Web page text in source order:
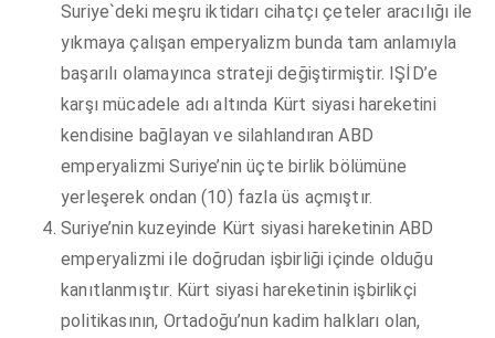
Suriye`deki meşru iktidarı cihatçı çeteler aracılığı ile
yıkmaya çalışan emperyalizm bunda tam anlamıyla
başarılı olamayınca strateji değiştirmiştir. IŞİD’e
karşı mücadele adı altında Kürt siyasi hareketini
kendisine bağlayan ve silahlandıran ABD
emperyalizmi Suriye’nin üçte birlik bölümüne
yerleşerek ondan (10) fazla üs açmıştır.
Suriye’nin kuzeyinde Kürt siyasi hareketinin ABD
emperyalizmi ile doğrudan işbirliği içinde olduğu
kanıtlanmıştır. Kürt siyasi hareketinin işbirlikçi
politikasının, Ortadoğu’nun kadim halkları olan,